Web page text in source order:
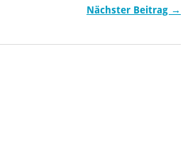
Nächster Beitrag →